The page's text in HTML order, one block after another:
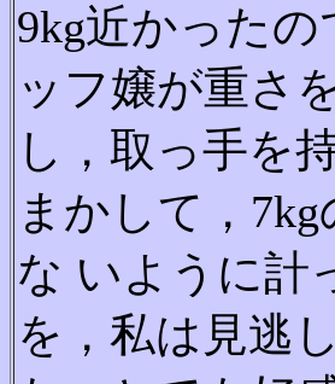
9kg近かった
ッフ嬢が重さ
し，取っ手を
まかして，
な いように計
を，私は見逃